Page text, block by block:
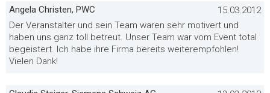
Angela Christen, PWC
15.03.2012
Der Veranstalter und sein Team waren sehr motivert und
haben uns ganz toll betreut. Unser Team war vom Event total
begeistert. Ich habe ihre Firma bereits weiterempfohlen!
Vielen Dank!